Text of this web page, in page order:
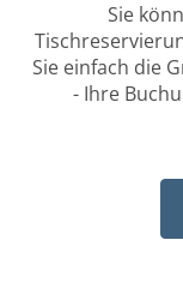
Sie
Sie einfach die
- Ihre